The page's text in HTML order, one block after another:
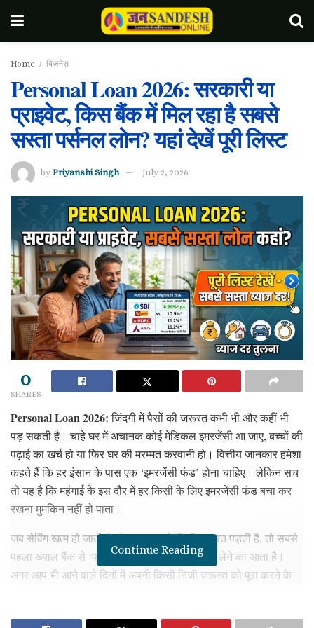
Home बिजनेस
Personal Loan 2026: सरकारी या
प्राइवेट, किस बैंक में मिल रहा है सबसे
सस्ता पर्सनल लोन? यहां देखें पूरी लिस्ट
by Priyanshi Singh July 2, 2026
0
SHARES
Personal Loan 2026:जिंदगी में पैसों की जरूरत कभी भी और कहीं भी
पड़ सकती है। चाहे घर में अचानक कोई मेडिकल इमरजेंसी आ जाए, बच्चों की
पढ़ाई का खर्च हो या फिर घर की मरम्मत करवानी हो। वित्तीय जानकार हमेशा
कहते हैं कि हर इंसान के पास एक ‘इमरजेंसी फंड’ होना चाहिए। लेकिन सच
तो यह है कि महंगाई के इस दौर में हर किसी के लिए इमरजेंसी फंड बचा कर
रखना मुमकिन नहीं हो पाता।
जब सेविंग खत्म हो जाती है और अचानक पैसों की जरूरत पड़ती है, तो सबसे
पहला ख्याल बैंक से ‘पर्सनल लोन’ (Personal Loan) लेने का आता है।
अगर आप भी आने वाले दिनों में अपनी किसी निजी जरूरत को पूरा करने के
Continue Reading